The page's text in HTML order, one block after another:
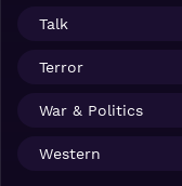
Talk
Terror
War & Politics
Western